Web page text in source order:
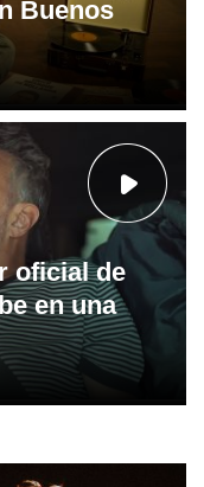
Buenos
oficial de
en una